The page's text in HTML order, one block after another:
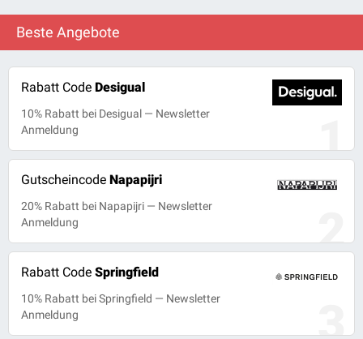
Beste Angebote
1
Rabatt Code Desigual
10% Rabatt bei Desigual — Newsletter
Anmeldung
2
Gutscheincode Napapijri
20% Rabatt bei Napapijri — Newsletter
Anmeldung
3
Rabatt Code Springfield
10% Rabatt bei Springfield — Newsletter
Anmeldung